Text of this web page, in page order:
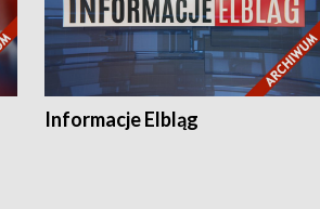
Informacje Elbląg